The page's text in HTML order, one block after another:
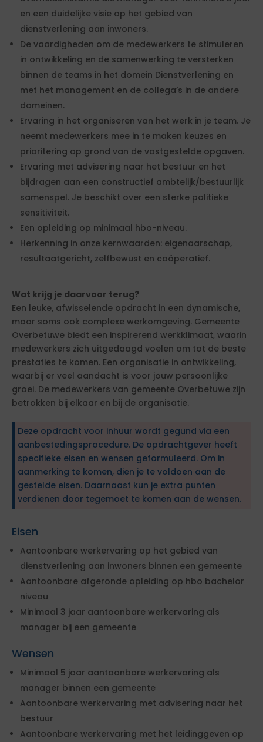
en een duidelijke visie op het gebied van
dienstverlening aan inwoners.
De vaardigheden om de medewerkers te stimuleren
in ontwikkeling en de samenwerking te versterken
binnen de teams in het domein Dienstverlening en
met het management en de collega’s in de andere
domeinen.
Ervaring in het organiseren van het werk in je team. Je
neemt medewerkers mee in te maken keuzes en
prioritering op grond van de vastgestelde opgaven.
Ervaring met advisering naar het bestuur en het
bijdragen aan een constructief ambtelijk/bestuurlijk
samenspel. Je beschikt over een sterke politieke
sensitiviteit.
Een opleiding op minimaal hbo-niveau.
Herkenning in onze kernwaarden: eigenaarschap,
resultaatgericht, zelfbewust en coöperatief.
Wat krijg je daarvoor terug?
Een leuke, afwisselende opdracht in een dynamische,
maar soms ook complexe werkomgeving. Gemeente
Overbetuwe biedt een inspirerend werkklimaat, waarin
medewerkers zich uitgedaagd voelen om tot de beste
prestaties te komen. Een organisatie in ontwikkeling,
waarbij er veel aandacht is voor jouw persoonlijke
groei. De medewerkers van gemeente Overbetuwe zijn
betrokken bij elkaar en bij de organisatie.
Deze opdracht voor inhuur wordt gegund via een
aanbestedingsprocedure. De opdrachtgever heeft
specifieke eisen en wensen geformuleerd. Om in
aanmerking te komen, dien je te voldoen aan de
gestelde eisen. Daarnaast kun je extra punten
verdienen door tegemoet te komen aan de wensen.
Eisen
Aantoonbare werkervaring op het gebied van
dienstverlening aan inwoners binnen een gemeente
Aantoonbare afgeronde opleiding op hbo bachelor
niveau
Minimaal 3 jaar aantoonbare werkervaring als
manager bij een gemeente
Wensen
Minimaal 5 jaar aantoonbare werkervaring als
manager binnen een gemeente
Aantoonbare werkervaring met advisering naar het
bestuur
Aantoonbare werkervaring met het leidinggeven op